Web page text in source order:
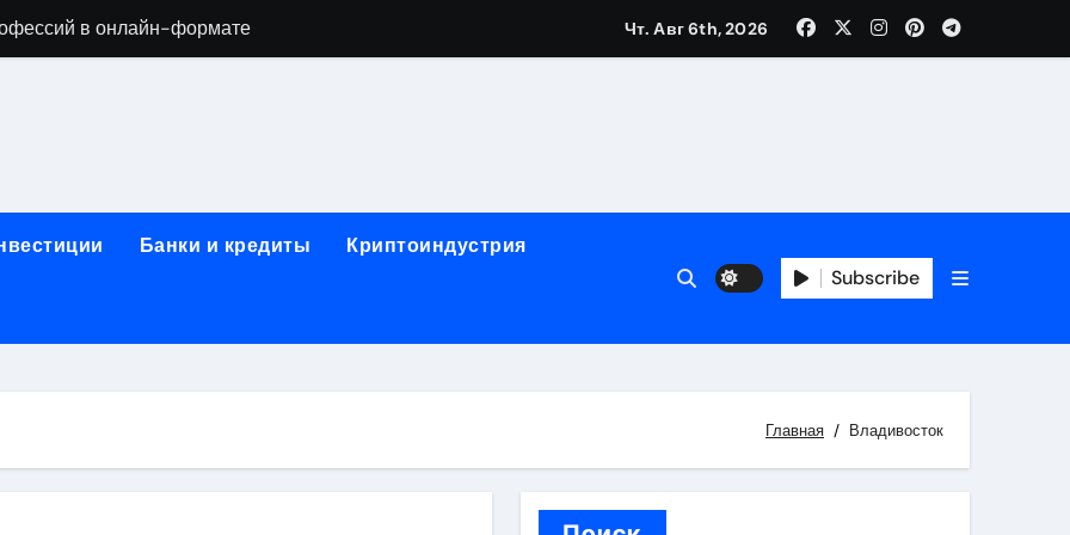
в онлайн-формате
мебельного щита, фанеры, шпона и паркетной химии в каталоге
из Китая в Казахстан: маршруты, таможенные процедуры и сроки
этапы строительства, проверка застройщика и сценарии оформления сделки
платежных карт без верификации и банковского участия с пополнением стейблкоином
Чт. Авг 6th, 2026
Банки и кредиты Криптоиндустрия
Subscribe
Главная Владивосток